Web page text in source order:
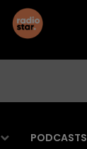
PODCASTS